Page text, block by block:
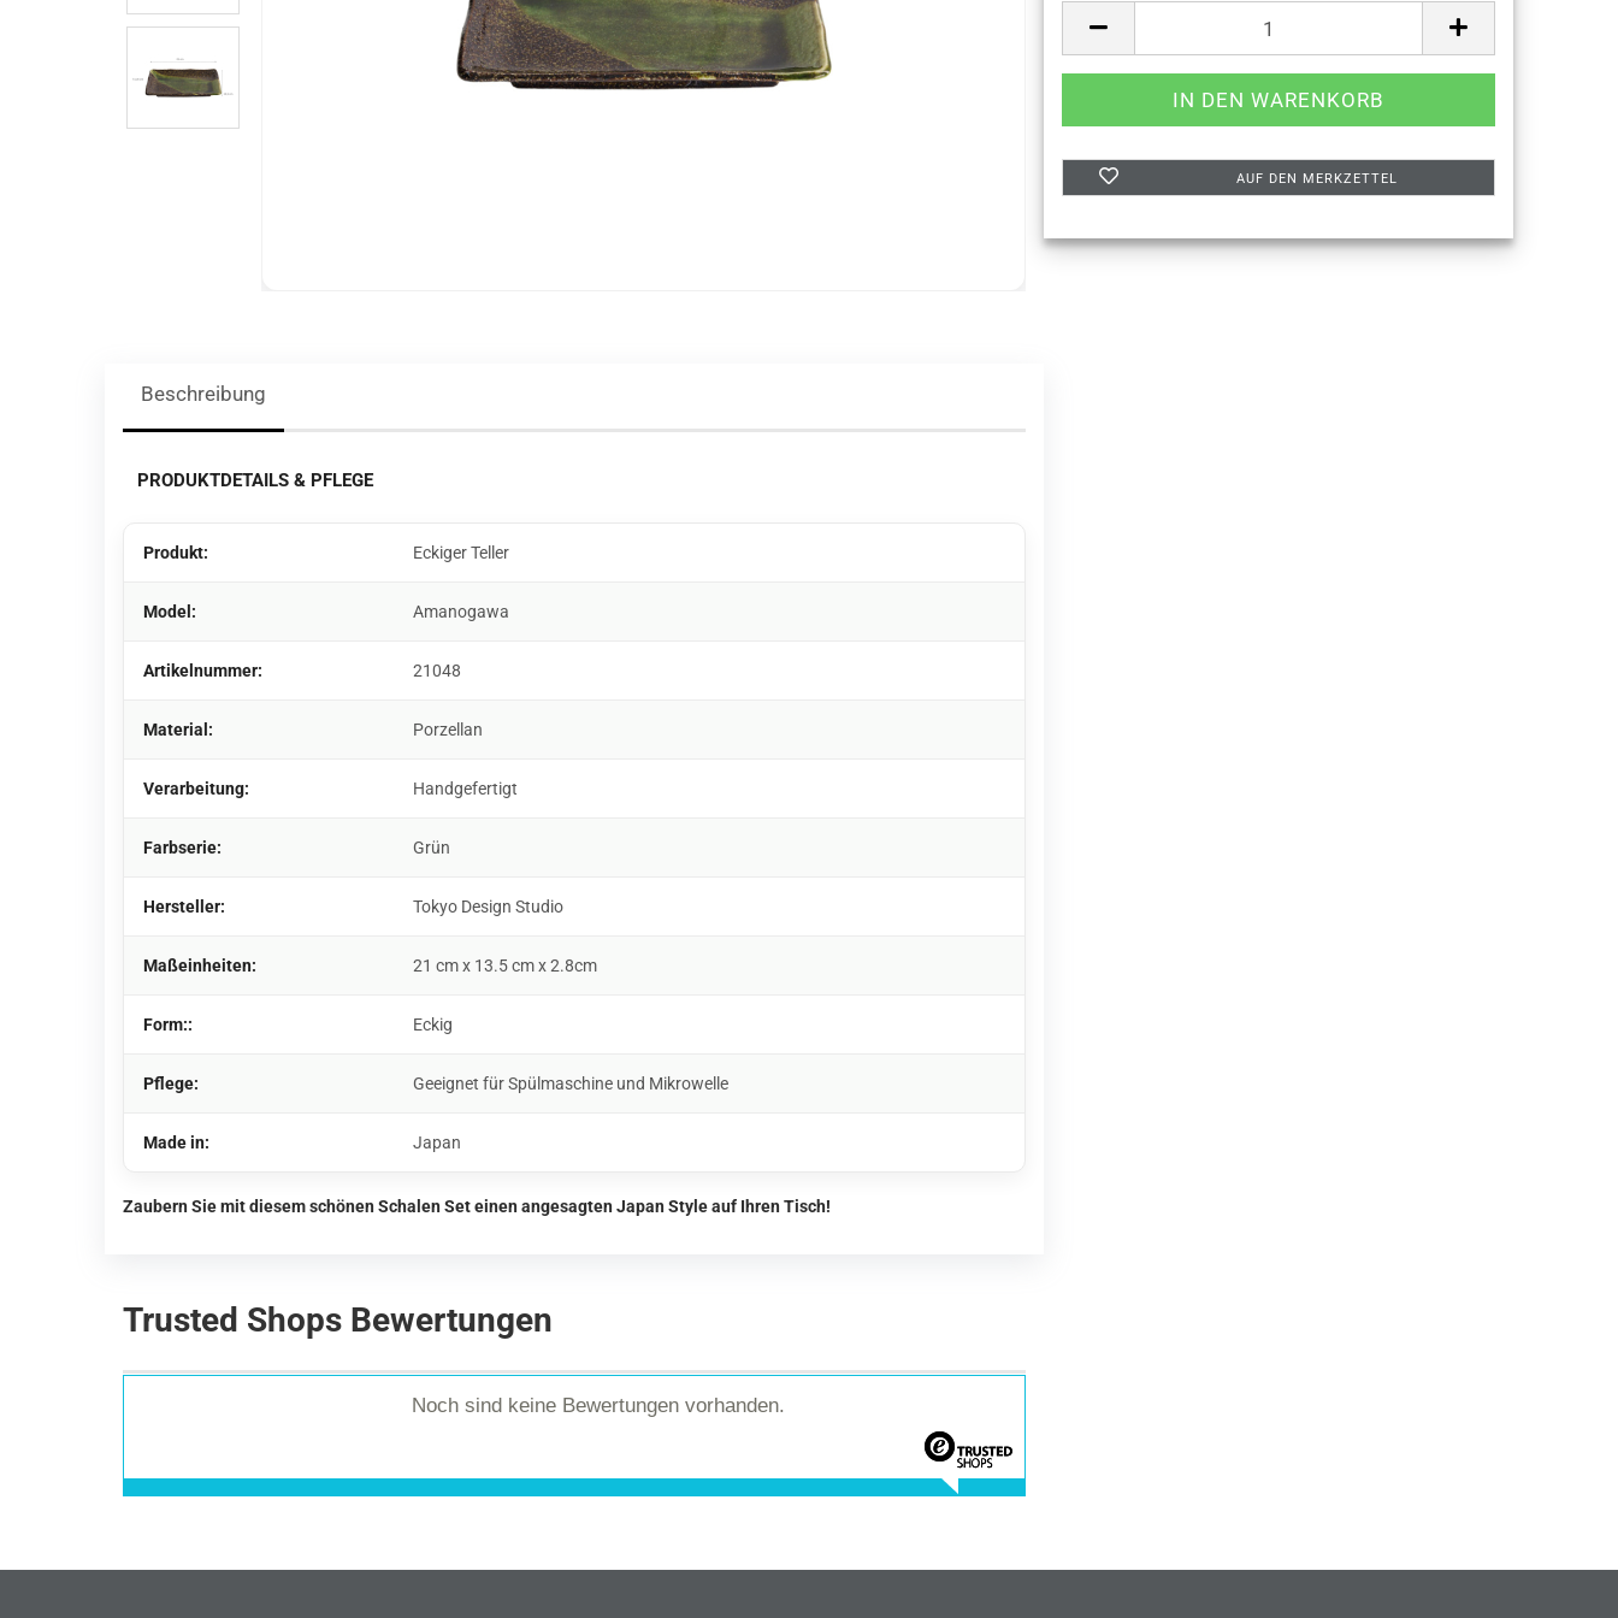
AUF DEN MERKZETTEL
Beschreibung
PRODUKTDETAILS & PFLEGE
Produkt: Eckiger Teller
Model: Amanogawa
Artikelnummer: 21048
Material: Porzellan
Verarbeitung: Handgefertigt
Farbserie: Grün
Hersteller: Tokyo Design Studio
Maßeinheiten: 21 cm x 13.5 cm x 2.8cm
Form:: Eckig
Pflege: Geeignet für Spülmaschine und Mikrowelle
Made in: Japan
Zaubern Sie mit diesem schönen Schalen Set einen angesagten Japan Style auf Ihren Tisch!
Trusted Shops Bewertungen
Noch sind keine Bewertungen vorhanden.